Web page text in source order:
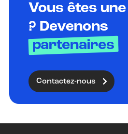
Vous êtes
? Devenons
partenaires
Contactez-nous